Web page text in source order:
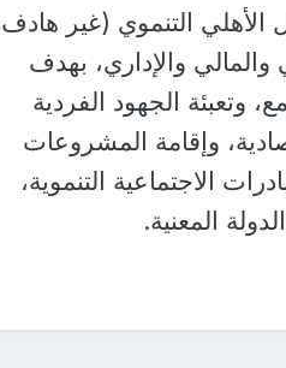
التنموي (غير هادف
والمالي والإداري، بهدف
وتعبئة الجهود الفردية
وإقامة المشروعات
الاجتماعية التنموية،
المعنية.